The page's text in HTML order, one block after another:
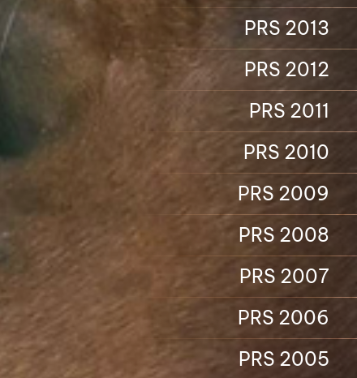
PRS 2013
PRS 2012
PRS 2011
PRS 2010
PRS 2009
PRS 2008
PRS 2007
PRS 2006
PRS 2005